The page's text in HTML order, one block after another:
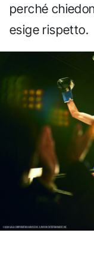
perché
esige rispetto.